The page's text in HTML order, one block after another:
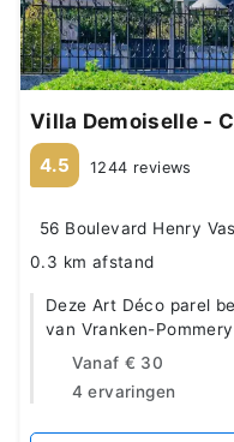
Villa Demoiselle -
4.5 1244 reviews
56 Boulevard Henry
0.3 km afstand
Deze Art Déco parel
van Vranken-
Vanaf € 30
4 ervaringen